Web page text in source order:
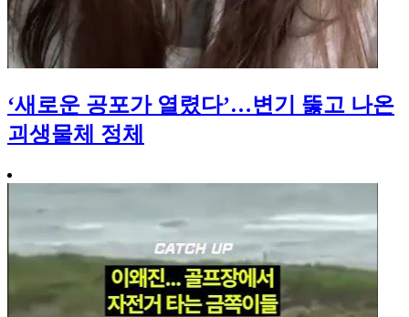
‘새로운 공포가 열렸다’…변기 뚫고 나온
괴생물체 정체